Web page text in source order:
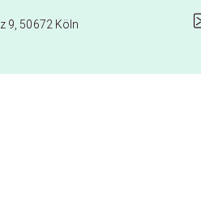
9, 50672 Köln